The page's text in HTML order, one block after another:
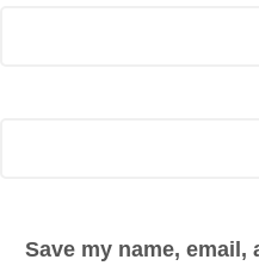
Save my name,